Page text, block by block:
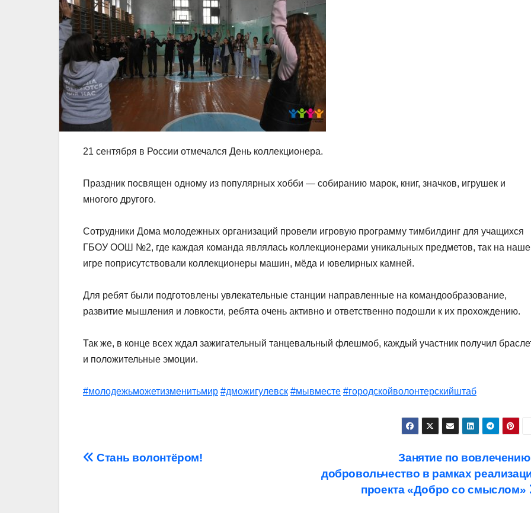
21 сентября в России отмечался День коллекционера.
Праздник посвящен одному из популярных хобби — собиранию марок, книг, значков, игрушек и
многого другого.
Сотрудники Дома молодежных организаций провели игровую программу тимбилдинг для учащихся
ГБОУ ООШ №2, где каждая команда являлась коллекционерами уникальных предметов, так на
игре поприсутствовали коллекционеры машин, мёда и ювелирных камней.
Для ребят были подготовлены увлекательные станции направленные на командообразование,
развитие мышления и ловкости, ребята очень активно и ответственно подошли к их прохождению.
Так же, в конце всех ждал зажигательный танцевальный флешмоб, каждый участник получил
и положительные эмоции.
#молодежьможетизменитьмир #дможигулевск #мывместе #городскойволонтерскийштаб
Навигация
Занятие по
добровольчество в рамках
проекта «Добро со смыслом»
Стань волонтёром!